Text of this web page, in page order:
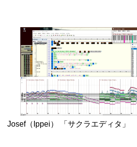
Josef（Ippei） 「サクラエディタ」